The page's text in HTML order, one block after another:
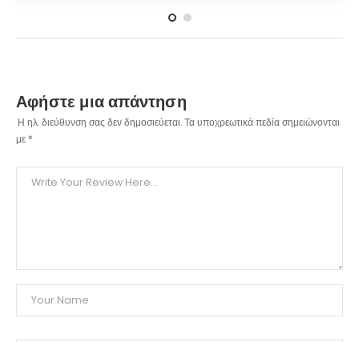
Αφήστε μια απάντηση
Η ηλ. διεύθυνση σας δεν δημοσιεύεται.Τα υποχρεωτικά πεδία σημειώνονται
με *